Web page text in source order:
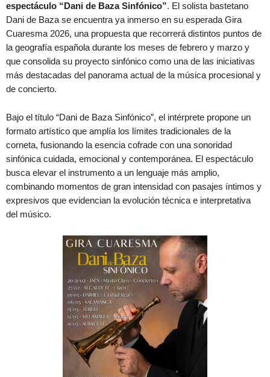
espectáculo “Dani de Baza Sinfónico”. El solista bastetano
Dani de Baza se encuentra ya inmerso en su esperada Gira
Cuaresma 2026, una propuesta que recorrerá distintos puntos de
la geografía española durante los meses de febrero y marzo y
que consolida su proyecto sinfónico como una de las iniciativas
más destacadas del panorama actual de la música procesional y
de concierto.
Bajo el título “Dani de Baza Sinfónico”, el intérprete propone un
formato artístico que amplía los límites tradicionales de la
corneta, fusionando la esencia cofrade con una sonoridad
sinfónica cuidada, emocional y contemporánea. El espectáculo
busca elevar el instrumento a un lenguaje más amplio,
combinando momentos de gran intensidad con pasajes íntimos y
expresivos que evidencian la evolución técnica e interpretativa
del músico.